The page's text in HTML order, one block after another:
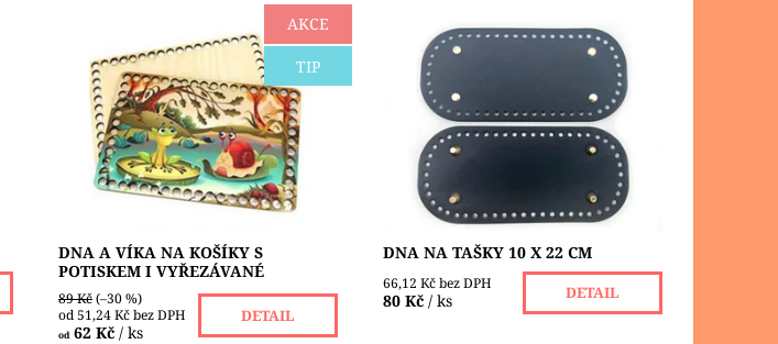
AKCE
TIP
Dna a víka na košíky vyrobené
z překližky. Velikost dírek je 10 mm.
Prodávají se pouze v sadách. Kulaté
sady mají dna o průměru 17 cm a
víka o...
Dostupnost:
Skladem 3 ks
DNA A VÍKA NA KOŠÍKY S
POTISKEM I VYŘEZÁVANÉ
89 Kč(–30 %)
od 51,24 Kč bez DPH
od 62 Kč / ks
DETAIL
Dno z eko kůže s nožičkami je vhodné
na výrobu kabelek a tašek z přízí,
macrame, šňůr nebo špagátů. Má v
sobě malé otvory ( Ø 4 mm ) pro...
Dostupnost:
Skladem 13 ks
DNA NA TAŠKY 10 X 22 CM
66,12 Kč bez DPH
80 Kč / ks DETAIL